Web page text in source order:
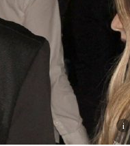
i